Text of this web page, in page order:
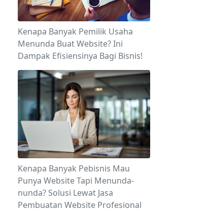
Kenapa Banyak Pemilik Usaha
Menunda Buat Website? Ini
Dampak Efisiensinya Bagi Bisnis!
Kenapa Banyak Pebisnis Mau
Punya Website Tapi Menunda-
nunda? Solusi Lewat Jasa
Pembuatan Website Profesional